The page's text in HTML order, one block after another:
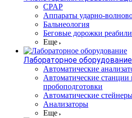
CPAP
Аппараты ударно-
Бальнеология
Беговые дорожки
Еще
Лабораторное оборудование
Автоматические
Автоматические станции
пробоподготовки
Автоматические
Анализаторы
Еще